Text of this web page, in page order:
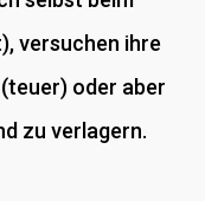
versuchen ihre
oder aber
zu verlagern.